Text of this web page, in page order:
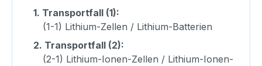
1. Transportfall (1):
(1-1) Lithium-Zellen / Lithium-Batterien
2. Transportfall (2):
(2-1) Lithium-Ionen-Zellen / Lithium-Ionen-